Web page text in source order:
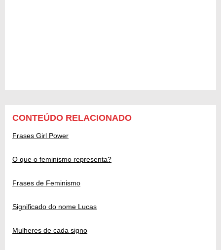
CONTEÚDO RELACIONADO
Frases Girl Power
O que o feminismo representa?
Frases de Feminismo
Significado do nome Lucas
Mulheres de cada signo